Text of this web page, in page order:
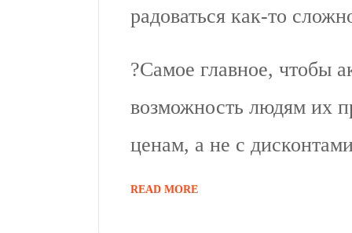
радоваться как-то
?Самое главное, чтобы
возможность людям их
ценам, а не с
READ MORE